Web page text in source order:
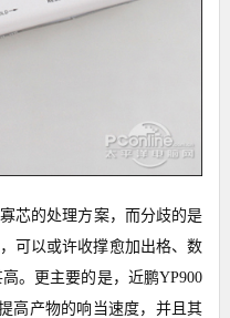
芯的处理方案，而分歧的是
可以或许收撑愈加出格、数
。更主要的是，近鹏YP900
高产物的响当速度，并且其